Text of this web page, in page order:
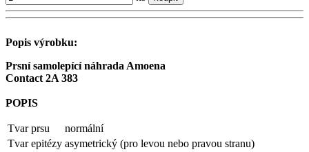
Popis výrobku:
Prsní samolepící náhrada Amoena
Contact 2A 383
POPIS
Tvar prsu
normální
Tvar epitézy asymetrický (pro levou nebo pravou stranu)